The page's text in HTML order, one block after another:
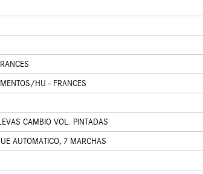
HU - FRANCES
CAMBIO VOL. PINTADAS
AUTOMATICO, 7 MARCHAS